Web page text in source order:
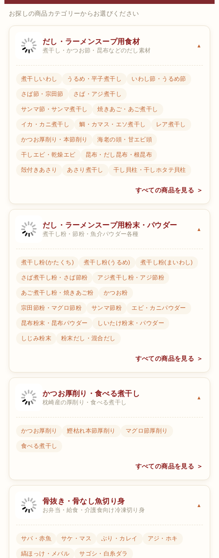
お探しの商品カテゴリーからお選びください
だし・ラーメンスープ用食材
煮干し・かつお節・昆布などのだし素材
煮干しいわし うるめ・平子煮干し いわし節・うるめ節
さば節・宗田節 さば・アジ煮干し
サンマ節・サンマ煮干し 焼きあご・あご煮干し
イカ・カニ煮干し 鯛・カマス・エソ煮干し レア煮干し
かつお厚削り・本節削り 海老の頭・甘エビ頭
干しエビ・乾燥エビ 昆布・だし昆布・根昆布
殻付きあさり あさり煮干し 干し貝柱・干しホタテ貝柱
すべての商品を見る ＞
だし・ラーメンスープ用粉末・パウダー
煮干し粉・節粉・魚介パウダー各種
煮干し粉(かたくち) 煮干し粉(うるめ) 煮干し粉(まいわし)
さば煮干し粉・さば節粉 アジ煮干し粉・アジ節粉
あご煮干し粉・焼きあご粉 かつお粉
宗田節粉・マグロ節粉 サンマ節粉 エビ・カニパウダー
昆布粉末・昆布パウダー しいたけ粉末・パウダー
しじみ粉末 粉末だし・混合だし
すべての商品を見る ＞
かつお厚削り・食べる煮干し
枕崎産の厚削り・食べる煮干し
かつお厚削り 鰹枯れ本節厚削り マグロ節厚削り
食べる煮干し
すべての商品を見る ＞
骨抜き・骨なし魚切り身
お弁当・給食・介護食向け冷凍切り身
サバ・赤魚 サケ・マス ぶり・カレイ アジ・ホキ
縞ほっけ・メバル サゴシ・白糸ダラ